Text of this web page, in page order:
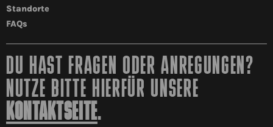
Standorte
FAQs
DU HAST FRAGEN ODER ANREGUNGEN?
NUTZE BITTE HIERFÜR UNSERE
KONTAKTSEITE.